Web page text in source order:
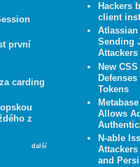
první
carding
z
další
Hackers
client
Atlassian
Sending
Attackers
New
Tokens
Allows
N-able
Attackers
and